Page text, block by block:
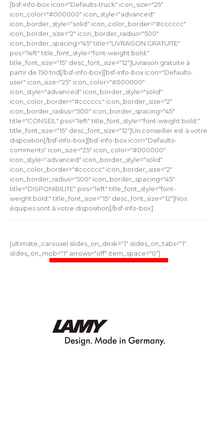
[bsf-info-box icon="Defaults-truck" icon_size="25"
icon_color="#000000" icon_style="advanced"
icon_border_style="solid" icon_color_border="#cccccc"
icon_border_size="2" icon_border_radius="500"
icon_border_spacing="45" title="LIVRAISON GRATUITE"
pos="left" title_font_style="font-weight:bold;"
title_font_size="15" desc_font_size="12"]Livraison gratuite à
partir de 150 tnd[/bsf-info-box][bsf-info-box icon="Defaults-
user" icon_size="25" icon_color="#000000"
icon_style="advanced" icon_border_style="solid"
icon_color_border="#cccccc" icon_border_size="2"
icon_border_radius="500" icon_border_spacing="45"
title="CONSEIL" pos="left" title_font_style="font-weight:bold;"
title_font_size="15" desc_font_size="12"]Un conseiller est à votre
disposition[/bsf-info-box][bsf-info-box icon="Defaults-
comments" icon_size="25" icon_color="#000000"
icon_style="advanced" icon_border_style="solid"
icon_color_border="#cccccc" icon_border_size="2"
icon_border_radius="500" icon_border_spacing="45"
title="DISPONIBILITE" pos="left" title_font_style="font-
weight:bold;" title_font_size="15" desc_font_size="12"]Nos
équipes sont à votre disposition[/bsf-info-box]
[ultimate_carousel slides_on_desk="1" slides_on_tabs="1"
slides_on_mob="1" arrows="off" item_space="0"]